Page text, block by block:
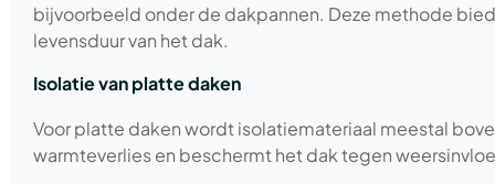
bijvoorbeeld onder de dakpannen. Deze methode
levensduur van het dak.
Isolatie van platte daken
Voor platte daken wordt isolatiemateriaal meestal
warmteverlies en beschermt het dak tegen